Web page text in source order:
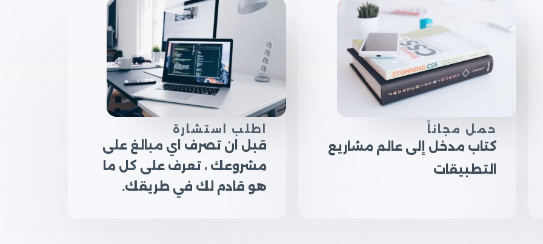
حمل مجاناً
كتاب مدخل إلى عالم مشاريع
التطبيقات
اطلب استشارة
قبل ان تصرف اي مبالغ على
مشروعك ، تعرف على كل ما
هو قادم لك في طريقك.